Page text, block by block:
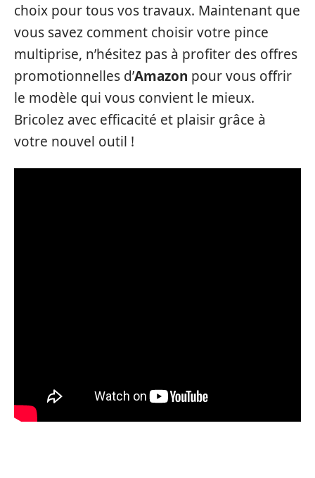
choix pour tous vos travaux. Maintenant que
vous savez comment choisir votre pince
multiprise, n’hésitez pas à profiter des offres
promotionnelles d’Amazon pour vous offrir
le modèle qui vous convient le mieux.
Bricolez avec efficacité et plaisir grâce à
votre nouvel outil !